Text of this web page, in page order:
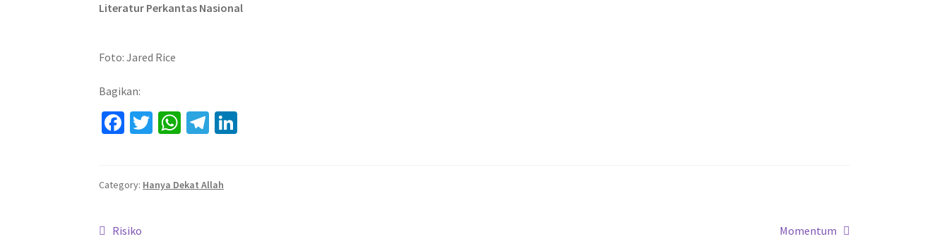
Literatur Perkantas Nasional
Foto: Jared Rice
Bagikan:
Fa
o
k
T
er
W
sA
Te
a
Category: Hanya Dekat Allah
Navigasi
Previous
Risiko
Next
Momentum